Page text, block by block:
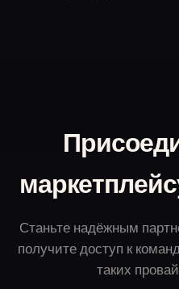
Станьте надёжным
получите доступ к
таких